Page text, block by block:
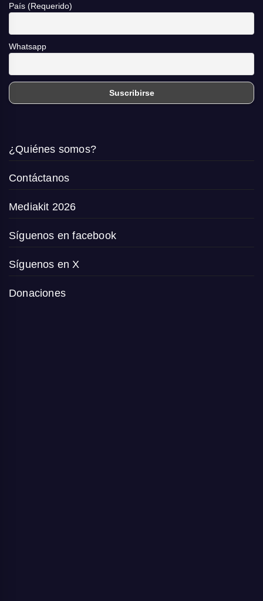
País (Requerido)
Whatsapp
¿Quiénes somos?
Contáctanos
Mediakit 2026
Síguenos en facebook
Síguenos en X
Donaciones